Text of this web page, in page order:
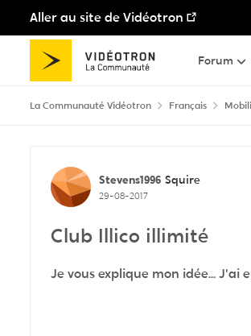
Aller au site de Vidéotron
Passer au contenu
Forum
La Communauté Vidéotron Français
Discussion de
Stevens1996 Squire
29-08-2017
Club Illico illimité
Je vous explique mon idée...